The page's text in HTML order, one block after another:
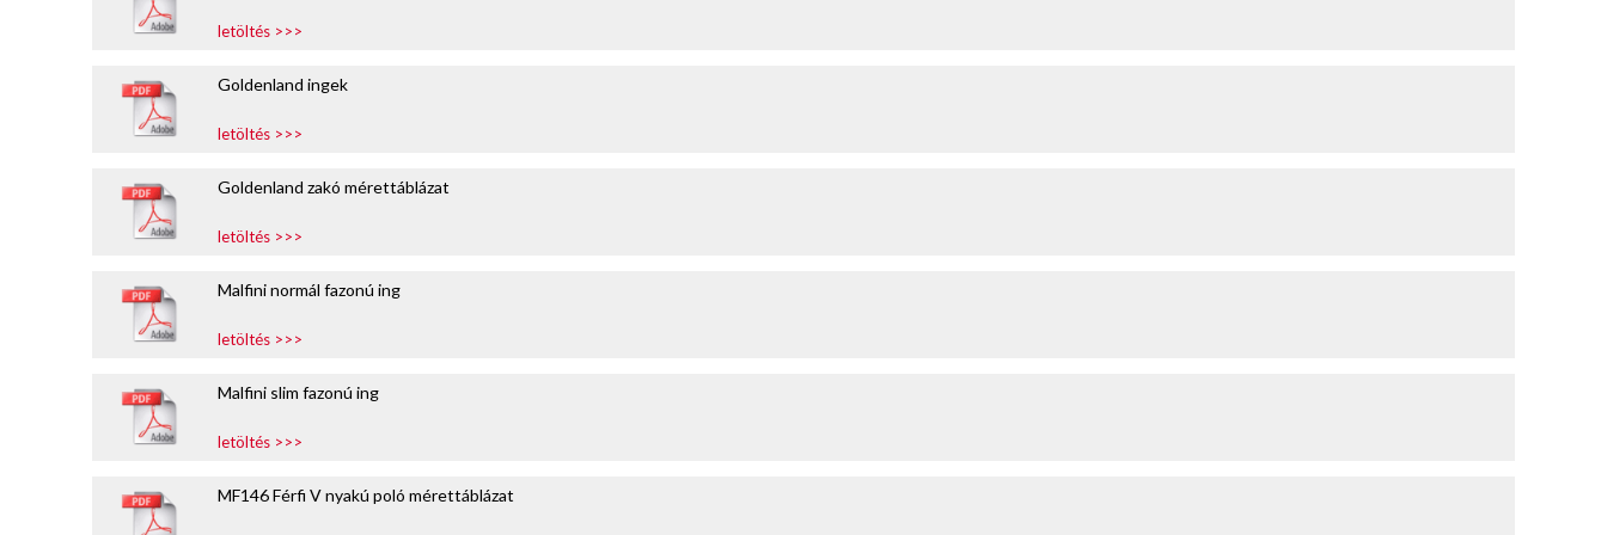
készítés,
viselési
tudnivalók
letöltés >>>
Goldenland ingek
letöltés >>>
Goldenland zakó mérettáblázat
letöltés >>>
Malfini normál fazonú ing
letöltés >>>
Malfini slim fazonú ing
letöltés >>>
MF146 Férfi V nyakú poló mérettáblázat